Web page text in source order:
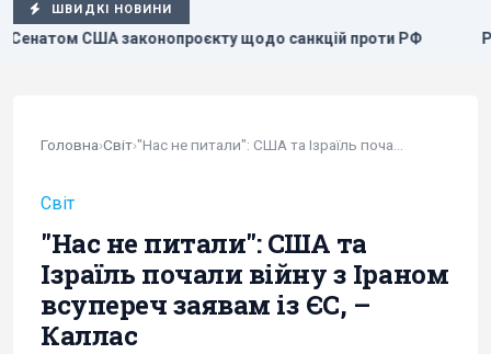
ШВИДКІ НОВИНИ
щодо санкцій проти РФ Росія збирається
Головна›Світ›
Світ
"Нас не питали": США та
Ізраїль почали війну з Іраном
всупереч заявам із ЄС, –
Каллас